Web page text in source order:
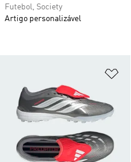
Futebol, Society
Artigo personalizável